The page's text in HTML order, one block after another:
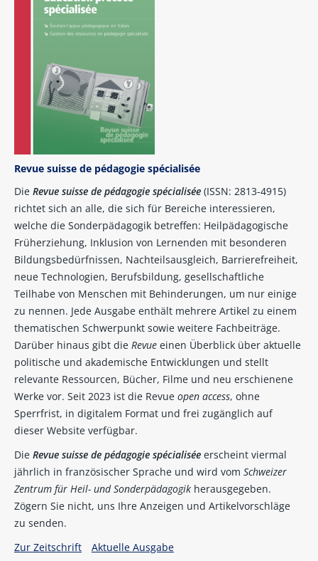
Revue suisse de pédagogie spécialisée
Die Revue suisse de pédagogie spécialisée(ISSN: 2813-4915)
richtet sich an alle, die sich für Bereiche interessieren,
welche die Sonderpädagogik betreffen: Heilpädagogische
Früherziehung, Inklusion von Lernenden mit besonderen
Bildungsbedürfnissen, Nachteilsausgleich, Barrierefreiheit,
neue Technologien, Berufsbildung, gesellschaftliche
Teilhabe von Menschen mit Behinderungen, um nur einige
zu nennen. Jede Ausgabe enthält mehrere Artikel zu einem
thematischen Schwerpunkt sowie weitere Fachbeiträge.
Darüber hinaus gibt die Revueeinen Überblick über aktuelle
politische und akademische Entwicklungen und stellt
relevante Ressourcen, Bücher, Filme und neu erschienene
Werke vor. Seit 2023 ist die Revue open access, ohne
Sperrfrist, in digitalem Format und frei zugänglich auf
dieser Website verfügbar.
Die Revue suisse de pédagogie spécialisée erscheint viermal
jährlich in französischer Sprache und wird vom Schweizer
Zentrum für Heil- und Sonderpädagogikherausgegeben.
Zögern Sie nicht, uns Ihre Anzeigen und Artikelvorschläge
zu senden.
Zur Zeitschrift
Aktuelle Ausgabe